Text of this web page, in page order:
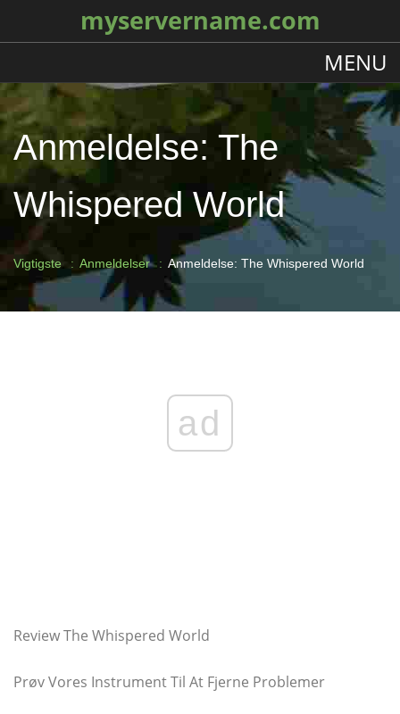
myservername.com
MENU
Anmeldelse: The
Whispered World
Vigtigste Anmeldelser Anmeldelse: The Whispered World
ad
Review The Whispered World
Prøv Vores Instrument Til At Fjerne Problemer